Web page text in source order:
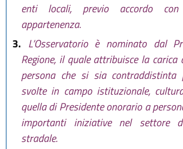
enti locali, previo accordo
appartenenza.
3. L’Osservatorio è nominato dal
Regione, il quale attribuisce la carica
persona che si sia
svolte in campo istituzionale,
quella di Presidente onorario a
importanti iniziative nel settore
stradale.